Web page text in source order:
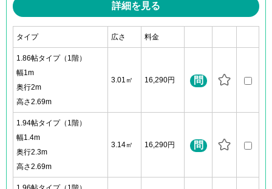
詳細を見る
タイプ 広さ 料金
1.86帖タイプ（1階）
幅1m
奥行2m
高さ2.69m
3.01㎡ 16,290円 問
1.94帖タイプ（1階）
幅1.4m
奥行2.3m
高さ2.69m
3.14㎡ 16,290円 問